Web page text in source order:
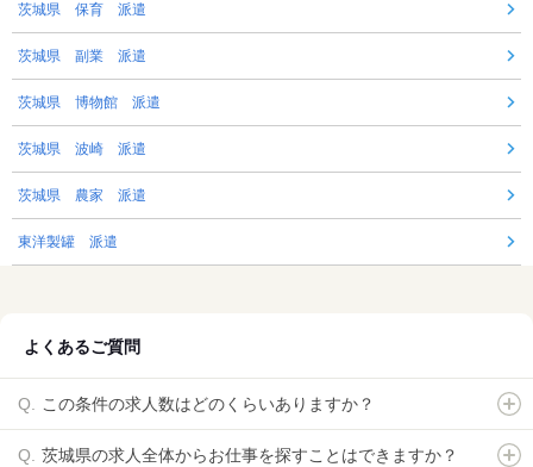
茨城県 保育 派遣
茨城県 副業 派遣
茨城県 博物館 派遣
茨城県 波崎 派遣
茨城県 農家 派遣
東洋製罐 派遣
よくあるご質問
この条件の求人数はどのくらいありますか？
茨城県の求人全体からお仕事を探すことはできますか？